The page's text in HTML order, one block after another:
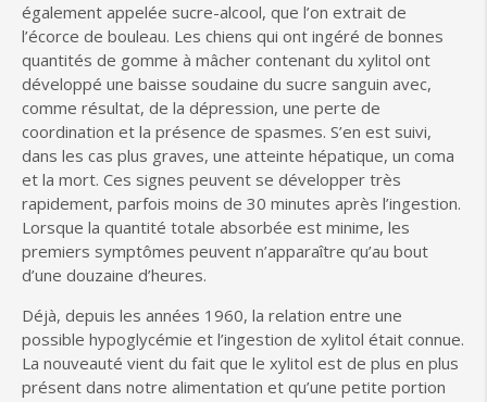
également appelée sucre-alcool, que l’on extrait de
l’écorce de bouleau. Les chiens qui ont ingéré de bonnes
quantités de gomme à mâcher contenant du xylitol ont
développé une baisse soudaine du sucre sanguin avec,
comme résultat, de la dépression, une perte de
coordination et la présence de spasmes. S’en est suivi,
dans les cas plus graves, une atteinte hépatique, un coma
et la mort. Ces signes peuvent se développer très
rapidement, parfois moins de 30 minutes après l’ingestion.
Lorsque la quantité totale absorbée est minime, les
premiers symptômes peuvent n’apparaître qu’au bout
d’une douzaine d’heures.
Déjà, depuis les années 1960, la relation entre une
possible hypoglycémie et l’ingestion de xylitol était connue.
La nouveauté vient du fait que le xylitol est de plus en plus
présent dans notre alimentation et qu’une petite portion